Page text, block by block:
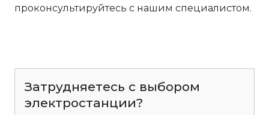
проконсультируйтесь с нашим специалистом.
Затрудняетесь с выбором
электростанции?